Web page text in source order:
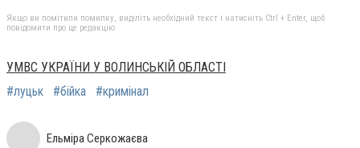
Якщо ви помітили помилку, виділіть необхідний текст і натисніть Ctrl + Enter, щоб
повідомити про це редакцію
УМВС УКРАЇНИ У ВОЛИНСЬКІЙ ОБЛАСТІ
#луцьк
#бійка #кримінал
Ельміра Серкожаєва